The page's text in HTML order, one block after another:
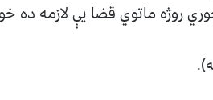
روژه ماتوي قضا يې لازمه ده